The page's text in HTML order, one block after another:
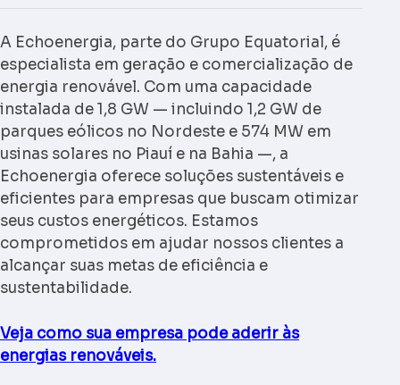
A Echoenergia, parte do Grupo Equatorial, é
especialista em geração e comercialização de
energia renovável. Com uma capacidade
instalada de 1,8 GW — incluindo 1,2 GW de
parques eólicos no Nordeste e 574 MW em
usinas solares no Piauí e na Bahia —, a
Echoenergia oferece soluções sustentáveis e
eficientes para empresas que buscam otimizar
seus custos energéticos. Estamos
comprometidos em ajudar nossos clientes a
alcançar suas metas de eficiência e
sustentabilidade.
Veja como sua empresa pode aderir às
energias renováveis.